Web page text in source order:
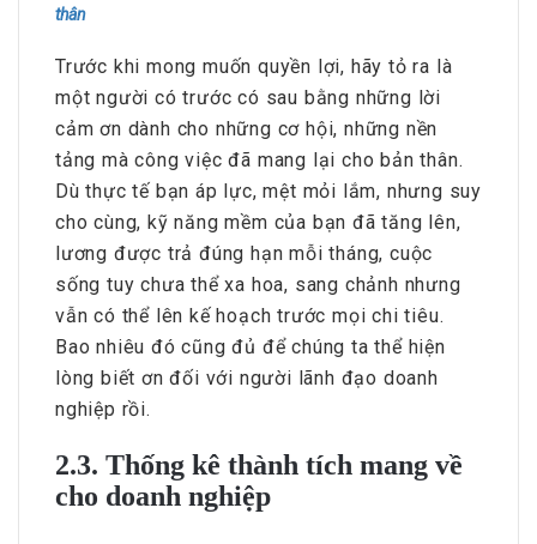
thân
Trước khi mong muốn quyền lợi, hãy tỏ ra là
một người có trước có sau bằng những lời
cảm ơn dành cho những cơ hội, những nền
tảng mà công việc đã mang lại cho bản thân.
Dù thực tế bạn áp lực, mệt mỏi lắm, nhưng suy
cho cùng, kỹ năng mềm của bạn đã tăng lên,
lương được trả đúng hạn mỗi tháng, cuộc
sống tuy chưa thể xa hoa, sang chảnh nhưng
vẫn có thể lên kế hoạch trước mọi chi tiêu.
Bao nhiêu đó cũng đủ để chúng ta thể hiện
lòng biết ơn đối với người lãnh đạo doanh
nghiệp rồi.
2.3. Thống kê thành tích mang về
cho doanh nghiệp